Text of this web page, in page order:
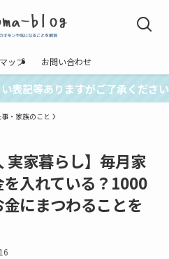
ップ お問い合わせ
表記等ありますがご了承ください
・家族のこと
実家暮らし】毎月家
入れている？1000
にまつわることを